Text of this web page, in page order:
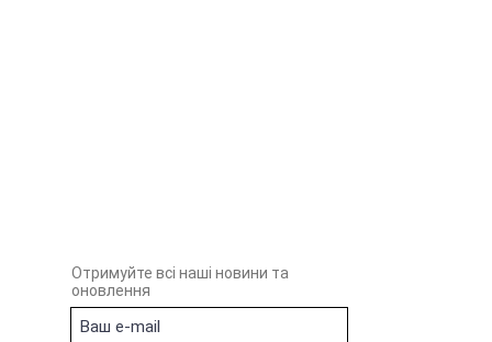
Отримуйте всі наші новини та
оновлення